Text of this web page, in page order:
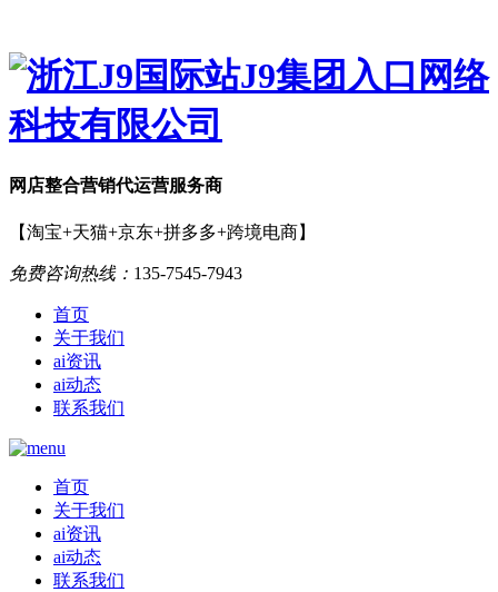
网店整合营销代运营服务商
【淘宝+天猫+京东+拼多多+跨境电商】
免费咨询热线： 135-7545-7943
首页
关于我们
ai资讯
ai动态
联系我们
首页
关于我们
ai资讯
ai动态
联系我们